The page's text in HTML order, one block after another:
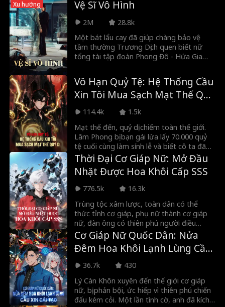
hôn với chính người anh em thân nhất của
anh. Đúng lúc ấy, Cố Lương Nguyệt – nữ
tổng tài bá đạo của tập đoàn Cố Thị –
tình cờ chứng kiến tất cả. Vì cảm động
trước sự lương thiện và chân thành của
Lý Bình An, cô quyết định cùng anh kết
Xu hướng Vệ Sĩ Vô Hình
2M
28.8k
Một bát lẩu cay đã giúp chàng bảo vệ
tầm thường Trương Dịch quen biết nữ
tổng tài tập đoàn Phong Đô - Hứa Gia
muốn, sức mạnh tu luyện do ông nội Lâm
Sương truyền lại trong cơ thể anh bất
ngờ thức tỉnh, từ đó từng bước vùng dậy.
là gì? Với Trương Dịch tôi, chỉ nhìn thực
lực, không nhìn xuất thân. Không phục?
Dùng nắm đấm mà nói chuyện!
Vô Hạn Quỷ Tệ: Hệ Thống Cầu
Xin Tôi Mua Sạch Mạt Thế Quỷ
Dị114.4k
1.5k
Mạt thế đến, quỷ dị chiếm toàn thế giới.
Lâm Phong bị bạn gái lừa lấy 70.000 quỷ
tệ cuối cùng làm sính lễ và biết cô ta đã
ngoại tình từ lâu. Anh mất cả tình lẫn tiền,
vô tình đánh thức hệ thống Bạo Phú, dựa
vào hàng nghìn tỷ quỷ tệ để hô mưa gọi
gió ở thế giới mới, điên cuồng vả mặt cô
bạn gái cũ hám tiền...
Thời Đại Cơ Giáp Nữ: Mở Đầu
Nhặt Được Hoa Khôi Cấp SSS
776.5k
16.3k
Trùng tộc xâm lược, toàn dân có thể
thức tỉnh cơ giáp, phụ nữ thành cơ giáp
nữ, đàn ông có thiên phú người điều
khiển. Lục Phàm thức tỉnh thiên phú cấp
3SSS, từ đó ký khế ước với nhiều cơ giáp
nữ cấp 3SSS, quét sạch trùng tộc!
Cơ Giáp Nữ Quốc Dân: Nửa
Đêm Hoa Khôi Lạnh Lùng Cầu
Xin Cải Tạo
36.7k
430
Lý Càn Khôn xuyên đến thế giới cơ giáp
nữ, bị phản bội, ức hiếp vì thiên phú chiến
đấu kém cỏi. Một lần tình cờ, anh đã kích